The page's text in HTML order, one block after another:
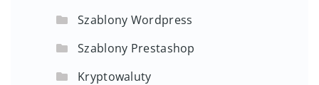
Szablony Wordpress
Szablony Prestashop
Kryptowaluty